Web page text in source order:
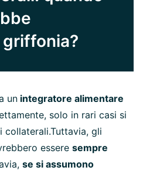
griffonia?
un integratore alimentare
solo in rari casi si
gli
essere sempre
se si assumono